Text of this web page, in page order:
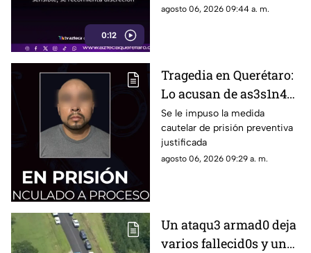
0:12
mostrar el momento en que
agosto 06, 2026 09:44 a. m.
Tragedia en Querétaro:
Lo acusan de as3s1n4r
al exesposo de su
pareja
Se le impuso la medida
cautelar de prisión preventiva
justificada
agosto 06, 2026 09:29 a. m.
Un ataqu3 armad0 deja
varios fallecid0s y un